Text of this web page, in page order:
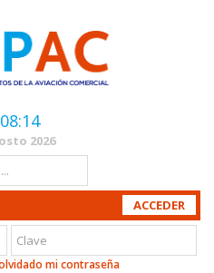
08:14
2026
mi contraseña